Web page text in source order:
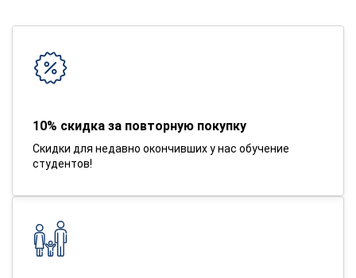
10% скидка за повторную покупку
Скидки для недавно окончивших у нас обучение
студентов!